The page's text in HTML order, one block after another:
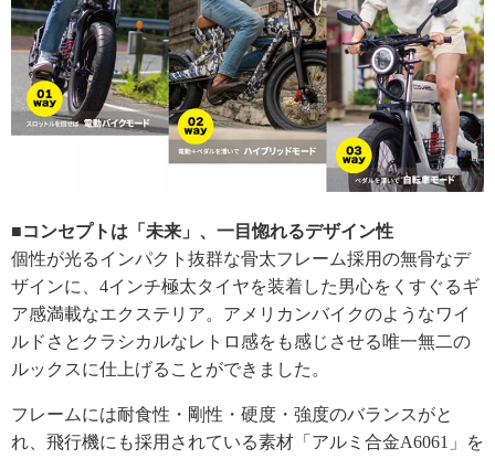
■コンセプトは「未来」、一目惚れるデザイン性
個性が光るインパクト抜群な骨太フレーム採用の無骨なデ
ザインに、4インチ極太タイヤを装着した男心をくすぐるギ
ア感満載なエクステリア。アメリカンバイクのようなワイ
ルドさとクラシカルなレトロ感をも感じさせる唯一無二の
ルックスに仕上げることができました。
フレームには耐食性・剛性・硬度・強度のバランスがと
れ、飛行機にも採用されている素材「アルミ合金A6061」を